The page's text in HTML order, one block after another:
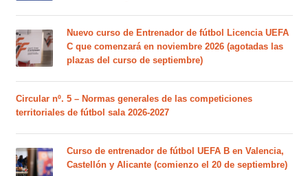
Nuevo curso de Entrenador de fútbol Licencia UEFA
C que comenzará en noviembre 2026 (agotadas las
plazas del curso de septiembre)
Circular nº. 5 – Normas generales de las competiciones
territoriales de fútbol sala 2026-2027
Curso de entrenador de fútbol UEFA B en Valencia,
Castellón y Alicante (comienzo el 20 de septiembre)